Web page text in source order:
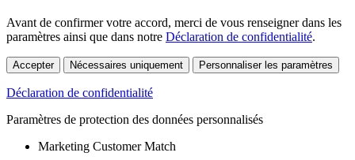
Avant de confirmer votre accord, merci de vous renseigner dans les
paramètres ainsi que dans notre Déclaration de confidentialité.
Accepter Nécessaires uniquement Personnaliser les paramètres
Déclaration de confidentialité
Paramètres de protection des données personnalisés
Marketing Customer Match